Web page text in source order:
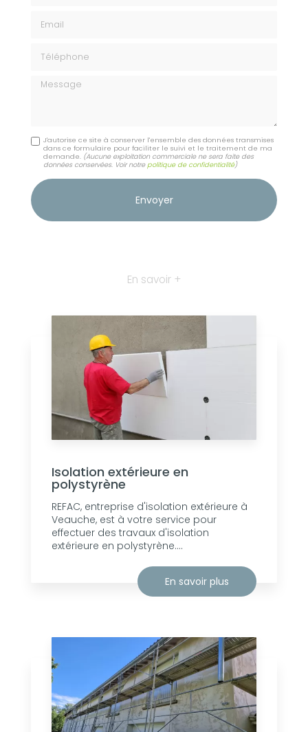
Message
J'autorise ce site à conserver l'ensemble des données transmises
dans ce formulaire pour faciliter le suivi et le traitement de ma
demande. (Aucune exploitation commerciale ne sera faite des
données conservées. Voir notrepolitique de confidentialité)
En savoir +
Isolation extérieure en
polystyrène
REFAC, entreprise d'isolation extérieure à
Veauche, est à votre service pour
effectuer des travaux d'isolation
extérieure en polystyrène....
En savoir plus